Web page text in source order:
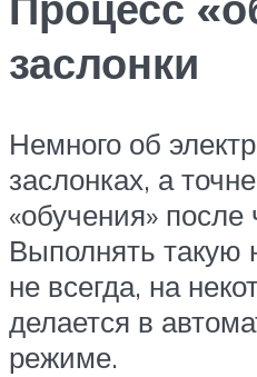
заслонки
Немного об
заслонках, а
«обучения» после
Выполнять такую
не всегда, на
делается в
режиме.